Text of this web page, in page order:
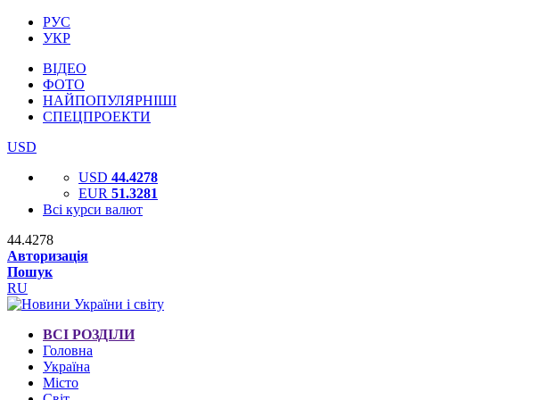
РУС
УКР
ВІДЕО
ФОТО
НАЙПОПУЛЯРНІШІ
СПЕЦПРОЕКТИ
USD
USD 44.4278
EUR 51.3281
Всі курси валют
44.4278
Авторизація
Пошук
RU
ВСІ РОЗДІЛИ
Головна
Україна
Місто